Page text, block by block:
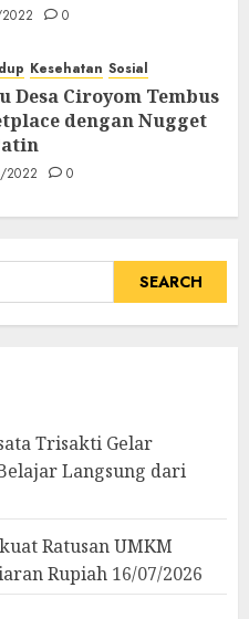
0
Kesehatan Sosial
Desa Ciroyom Tembus
dengan Nugget
0
Trisakti Gelar
Langsung dari
Ratusan UMKM
Rupiah 16/07/2026